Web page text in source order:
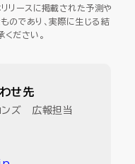
リースに掲載された予測や
のであり、実際に生じる結
ださい。
せ先
ンズ 広報担当